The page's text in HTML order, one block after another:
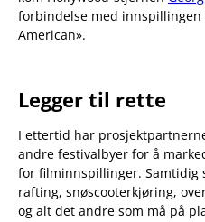
forbindelse med innspillingen
American».
Legger til rette
I ettertid har
andre festivalbyer for å
for filminnspillinger. Samtidig
rafting, snøscooterkjøring,
og alt det andre som må på